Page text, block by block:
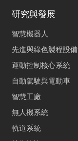
研究與發展
智慧機器人
先進與綠色製程設備
運動控制核心系統
自動駕駛與電動車
智慧工廠
無人機系統
軌道系統